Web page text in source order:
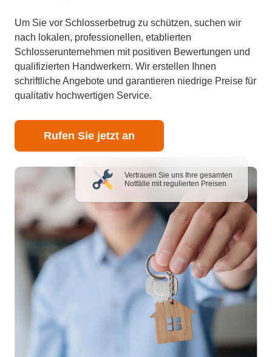
Um Sie vor Schlosserbetrug zu schützen, suchen wir
nach lokalen, professionellen, etablierten
Schlosserunternehmen mit positiven Bewertungen und
qualifizierten Handwerkern. Wir erstellen Ihnen
schriftliche Angebote und garantieren niedrige Preise für
qualitativ hochwertigen Service.
Rufen Sie jetzt an
Vertrauen Sie uns Ihre gesamten
Notfälle mit regulierten Preisen